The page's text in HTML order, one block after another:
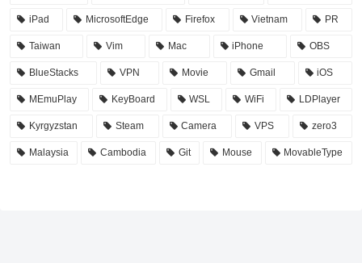
iPad MicrosoftEdge Firefox Vietnam PR
Taiwan Vim Mac iPhone OBS
BlueStacks VPN Movie Gmail iOS
MEmuPlay KeyBoard WSL WiFi LDPlayer
Kyrgyzstan Steam Camera VPS zero3
Malaysia Cambodia Git Mouse MovableType